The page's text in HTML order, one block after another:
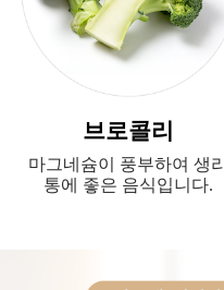
브로콜리
마그네슘이 풍부하여 생리
통에 좋은 음식입니다.